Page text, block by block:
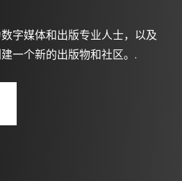
字媒体和出版专业人士，以及
一个新的出版物和社区。.